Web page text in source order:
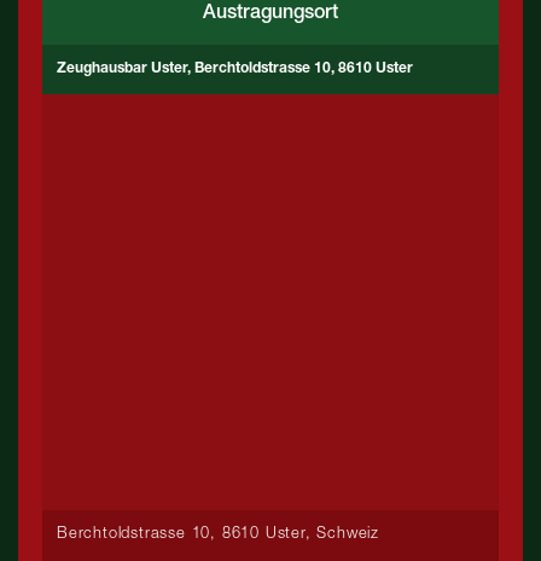
Austragungsort
Zeughausbar Uster, Berchtoldstrasse 10, 8610 Uster
Berchtoldstrasse 10, 8610 Uster, Schweiz